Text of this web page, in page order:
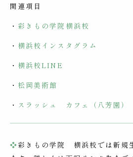
関連項目
・ 彩きもの学院横浜校
・ 横浜校インスタグラム
・ 横浜校LINE
・ 松岡美術館
・ スラッシュ カフェ（八芳園）
❖彩きもの学院 横浜校では新規